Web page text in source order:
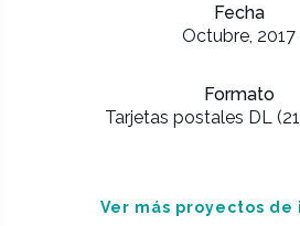
Fecha
Octubre, 2017
Formato
Tarjetas postales DL
Ver más proyectos